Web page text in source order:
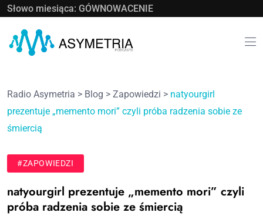
Słowo miesiąca: GÓWNOWACENIE
Radio Asymetria > Blog > Zapowiedzi > natyourgirl
prezentuje „memento mori” czyli próba radzenia sobie ze
śmiercią
#ZAPOWIEDZI
natyourgirl prezentuje „memento mori” czyli
próba radzenia sobie ze śmiercią